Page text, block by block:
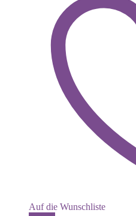
Auf die Wunschliste